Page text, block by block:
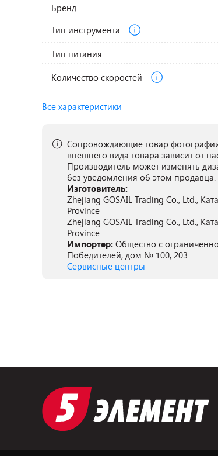
Бренд
Тип инструмента
Тип питания
Количество скоростей
Все характеристики
Сопровождающие товар
внешнего вида товара зависит от
Производитель может изменять
без уведомления об этом
Изготовитель:
Zhejiang GOSAIL Trading Co., Ltd.,
Province
Zhejiang GOSAIL Trading Co., Ltd.,
Province
Импортер: Общество с
Победителей, дом № 100, 203
Сервисные центры